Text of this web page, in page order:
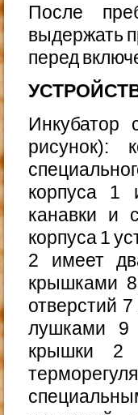
После
выдержать
перед
Инкубатор
рисунок):
корпуса 1
канавки и
корпуса 1
2 имеет
крышками
отверстий
лушками 9
крышки 2